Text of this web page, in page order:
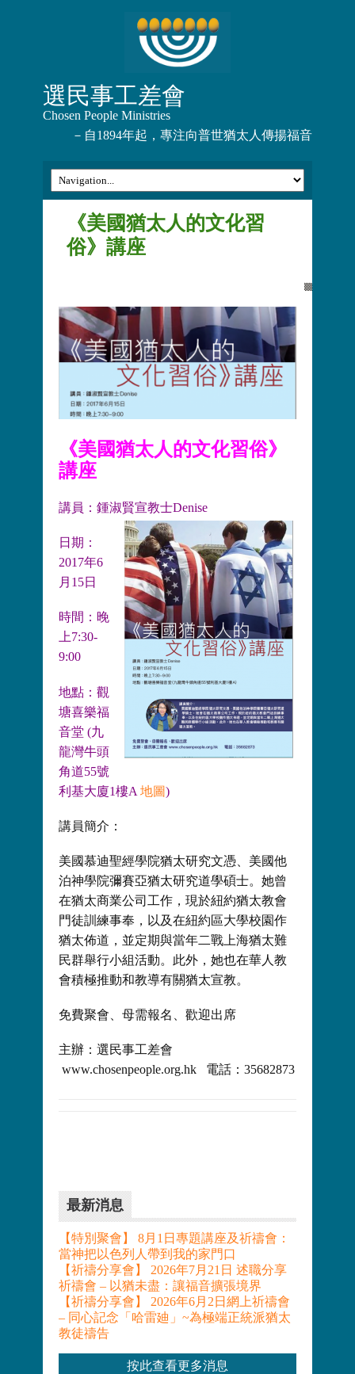
選民事工差會
Chosen People Ministries
－自1894年起，專注向普世猶太人傳揚福音
《美國猶太人的文化習
俗》講座
《美國猶太人的文化習俗》
講座
講員：鍾淑賢宣教士Denise
日期：
2017年6
月15日
時間：晚
上7:30-
9:00
地點：觀
塘喜樂福
音堂 (九
龍灣牛頭
角道55號
利基大廈1樓A 地圖)
講員簡介：
美國慕迪聖經學院猶太研究文憑、美國他
泊神學院彌賽亞猶太研究道學碩士。她曾
在猶太商業公司工作，現於紐約猶太教會
門徒訓練事奉，以及在紐約區大學校園作
猶太佈道，並定期與當年二戰上海猶太難
民群舉行小組活動。此外，她也在華人教
會積極推動和教導有關猶太宣教。
免費聚會、母需報名、歡迎出席
主辦：選民事工差會
www.chosenpeople.org.hk 電話：35682873
最新消息
【特別聚會】 8月1日專題講座及祈禱會：
當神把以色列人帶到我的家門口
【祈禱分享會】 2026年7月21日 述職分享
祈禱會 – 以猶未盡：讓福音擴張境界
【祈禱分享會】 2026年6月2日網上祈禱會
– 同心記念「哈雷廸」~為極端正統派猶太
教徒禱告
按此查看更多消息